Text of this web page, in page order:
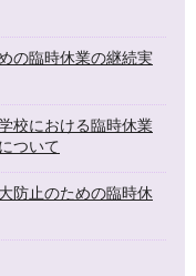
の臨時休業の継続実
校における臨時休業
ついて
防止のための臨時休